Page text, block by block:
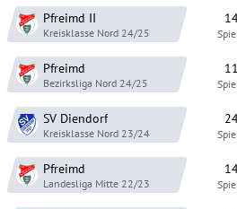
Pfreimd II
Kreisklasse Nord 24/25
Pfreimd
Bezirksliga Nord 24/25
11
SV Diendorf
Kreisklasse Nord 23/24
Pfreimd
Landesliga Mitte 22/23